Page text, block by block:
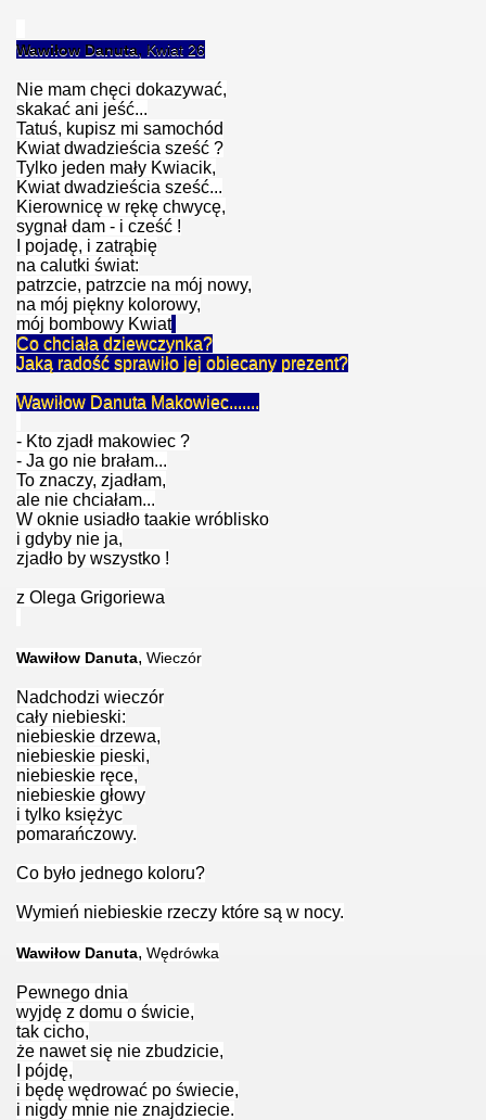
Wawiłow Danuta, Kwiat 26
Nie mam chęci dokazywać,
skakać ani jeść...
Tatuś, kupisz mi samochód
Kwiat dwadzieścia sześć ?
Tylko jeden mały Kwiacik,
Kwiat dwadzieścia sześć...
Kierownicę w rękę chwycę,
sygnał dam - i cześć !
I pojadę, i zatrąbię
na calutki świat:
patrzcie, patrzcie na mój nowy,
na mój piękny kolorowy,
mój bombowy Kwiat
Co chciała dziewczynka?
Jaką radość sprawiło jej obiecany prezent?
Wawiłow Danuta Makowiec.......
- Kto zjadł makowiec ?
- Ja go nie brałam...
To znaczy, zjadłam,
ale nie chciałam...
W oknie usiadło taakie wróblisko
i gdyby nie ja,
zjadło by wszystko !
z Olega Grigoriewa
Wawiłow Danuta, Wieczór
Nadchodzi wieczór
cały niebieski:
niebieskie drzewa,
niebieskie pieski,
niebieskie ręce,
niebieskie głowy
i tylko księżyc
pomarańczowy.
Co było jednego koloru?
Wymień niebieskie rzeczy które są w nocy.
Wawiłow Danuta, Wędrówka
Pewnego dnia
wyjdę z domu o świcie,
tak cicho,
że nawet się nie zbudzicie,
I pójdę,
i będę wędrować po świecie,
i nigdy mnie nie znajdziecie.